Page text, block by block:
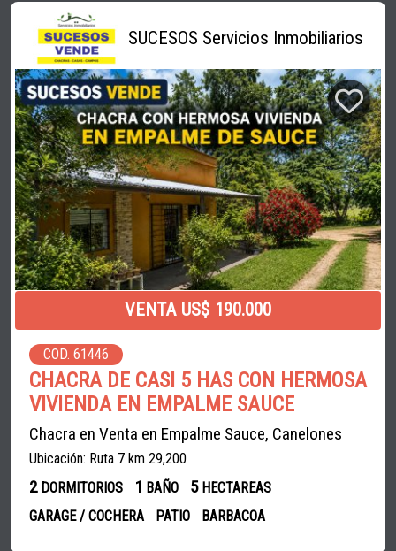
SUCESOS Servicios Inmobiliarios
VENTA US$ 190.000
COD. 61446
CHACRA DE CASI 5 HAS CON HERMOSA
VIVIENDA EN EMPALME SAUCE
Chacra en Venta en Empalme Sauce, Canelones
Ubicación: Ruta 7 km 29,200
2DORMITORIOS 1 BAÑO 5 HECTAREAS
GARAGE / COCHERA
PATIO BARBACOA